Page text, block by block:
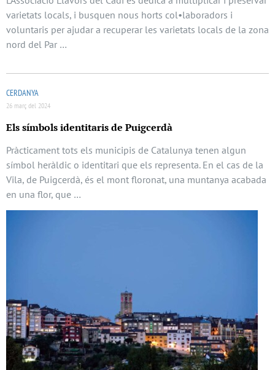
varietats locals, i busquen nous horts col•laboradors i
voluntaris per ajudar a recuperar les varietats locals de la zona
nord del Par …
CERDANYA
26 març del 2024
Els símbols identitaris de Puigcerdà
Pràcticament tots els municipis de Catalunya tenen algun
símbol heràldic o identitari que els representa. En el cas de la
Vila, de Puigcerdà, és el mont floronat, una muntanya acabada
en una flor, que …